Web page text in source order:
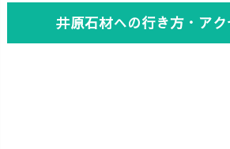
井原石材への行き方・ア